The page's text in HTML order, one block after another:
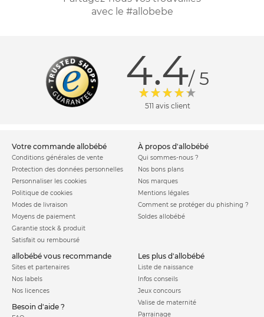
avec le #allobebe
4.4/ 5
511 avis client
votre commande allobébé
Conditions générales de vente
Protection des données personnelles
Personnaliser les cookies
Politique de cookies
Modes de livraison
Moyens de paiement
Garantie stock & produit
Satisfait ou remboursé
à propos d'allobébé
Qui sommes-nous ?
Nos bons plans
Nos marques
Mentions légales
Comment se protéger du phishing ?
Soldes allobébé
allobébé vous recommande
Sites et partenaires
Nos labels
Nos licences
Besoin d'aide ?
les plus d'allobébé
Liste de naissance
Infos conseils
Jeux concours
Valise de maternité
Parrainage